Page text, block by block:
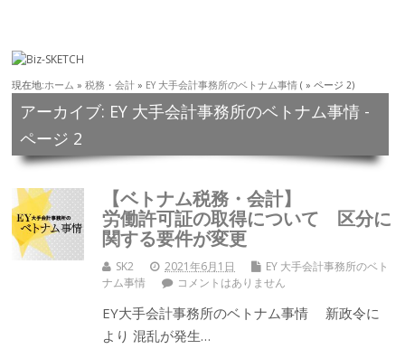
現在地:ホーム »税務・会計 » EY 大手会計事務所のベトナム事情 ( » ページ 2)
アーカイブ: EY 大手会計事務所のベトナム事情 -
ページ 2
【ベトナム税務・会計】
労働許可証の取得について 区分に
関する要件が変更
SK2 2021年6月1日
EY 大手会計事務所のベト
ナム事情
コメントはありません
EY大手会計事務所のベトナム事情 新政令に
より 混乱が発生…